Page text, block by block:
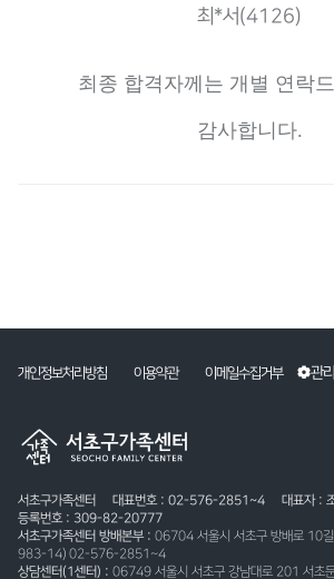
최*서(4126)
최종 합격자께는 개별 연락
감사합니다.
개인정보처리방침 이용약관 이메일수집거부 관
서초구가족센터 대표번호 : 02-576-2851~4
대표자 :
등록번호 : 309-82-20777
서초구가족센터 방배본부 : 06704 서울시 서초구 방배로 10
983-14) 02-576-2851~4
상담센터(1센터) : 06749 서울시 서초구 강남대로 201 서초